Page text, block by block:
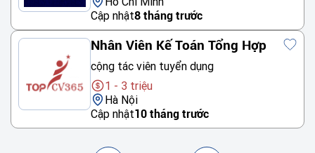
Cập nhật8 tháng trước
Nhân Viên Kế Toán Tổng Hợp
cộng tác viên tuyển dụng
1 - 3 triệu
Hà Nội
Cập nhật10 tháng trước